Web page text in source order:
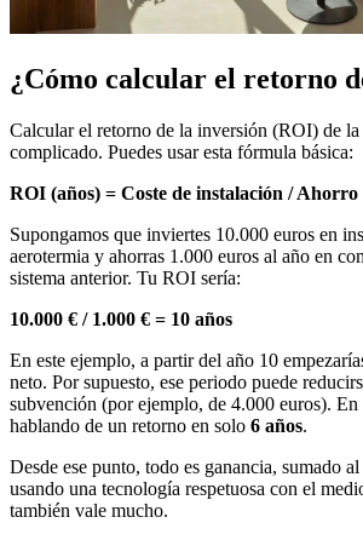
¿Cómo calcular el retorno
Calcular el retorno de la inversión (ROI) de la
complicado. Puedes usar esta fórmula básica:
ROI (años) = Coste de instalación / Ahorro
Supongamos que inviertes 10.000 euros en
aerotermia y ahorras 1.000 euros al año en
sistema anterior. Tu ROI sería:
10.000 € / 1.000 € = 10 años
En este ejemplo, a partir del año 10
neto. Por supuesto, ese periodo puede
subvención (por ejemplo, de 4.000 euros). En
hablando de un retorno en solo 6 años.
Desde ese punto, todo es ganancia, sumado
usando una tecnología respetuosa con el
también vale mucho.